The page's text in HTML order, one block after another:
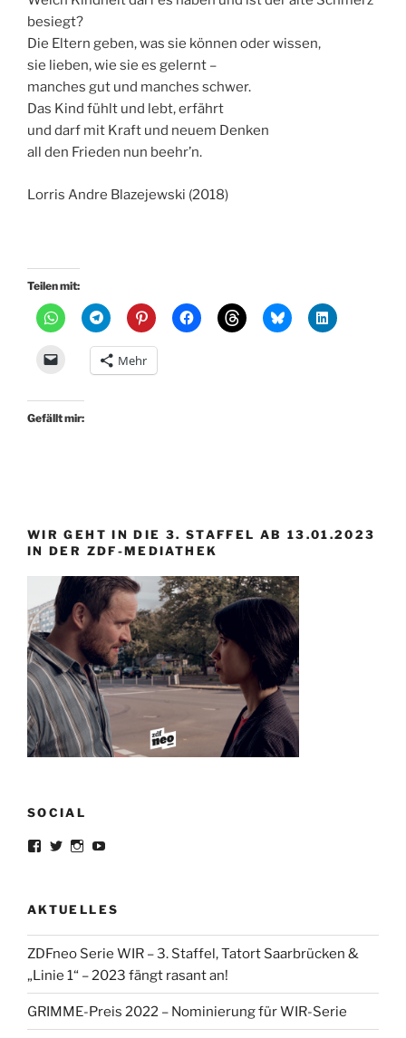
besiegt?
Die Eltern geben, was sie können oder wissen,
sie lieben, wie sie es gelernt –
manches gut und manches schwer.
Das Kind fühlt und lebt, erfährt
und darf mit Kraft und neuem Denken
all den Frieden nun beehr’n.
Lorris Andre Blazejewski (2018)
Teilen mit:
Mehr
Gefällt mir:
WIR GEHT IN DIE 3. STAFFEL AB 13.01.2023
IN DER ZDF-MEDIATHEK
SOCIAL
Profil
Facebook
anzeigen
Profil
Twitter
anzeigen
Profil
Instagram
anzeigen
Profil
YouTube
anzeigen
AKTUELLES
ZDFneo Serie WIR – 3. Staffel, Tatort Saarbrücken &
„Linie 1“ – 2023 fängt rasant an!
GRIMME-Preis 2022 – Nominierung für WIR-Serie